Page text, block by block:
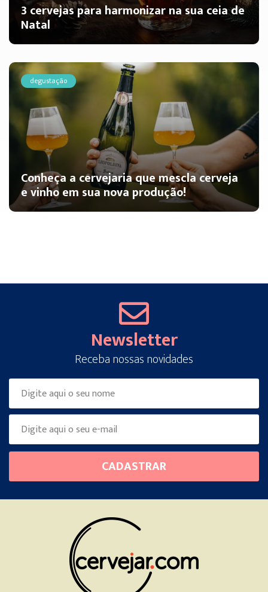
3 cervejas para harmonizar na sua ceia de
Natal
degustação
Conheça a cervejaria que mescla cerveja
e vinho em sua nova produção!
Newsletter
Receba nossas novidades
this
field
CADASTRAR